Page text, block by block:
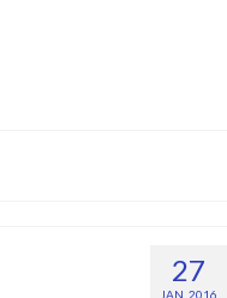
27
JAN. 2016